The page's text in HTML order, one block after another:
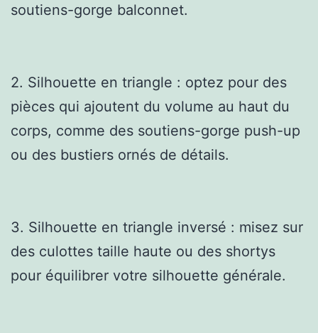
soutiens-gorge balconnet.
2. Silhouette en triangle : optez pour des
pièces qui ajoutent du volume au haut du
corps, comme des soutiens-gorge push-up
ou des bustiers ornés de détails.
3. Silhouette en triangle inversé : misez sur
des culottes taille haute ou des shortys
pour équilibrer votre silhouette générale.